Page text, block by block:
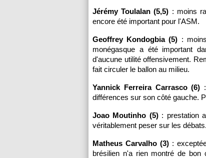
Jérémy Toulalan (5,5) : moins
encore été important pour l'ASM.
Geoffrey Kondogbia (5) :
monégasque a été important
d'aucune utilité offensivement.
fait circuler le ballon au milieu.
Yannick Ferreira Carrasco (6)
différences sur son côté gauche.
Joao Moutinho (5): prestation
véritablement peser sur les débats.
Matheus Carvalho (3) :
brésilien n'a rien montré de bon